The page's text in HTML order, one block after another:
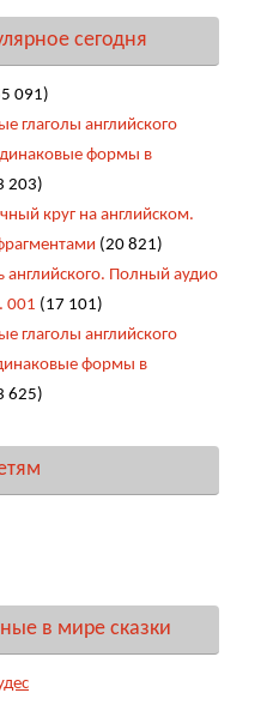
сегодня
091)
глаголы английского
формы в
203)
круг на английском.
(20 821)
английского. Полный аудио
001 (17 101)
глаголы английского
формы в
625)
в мире сказки